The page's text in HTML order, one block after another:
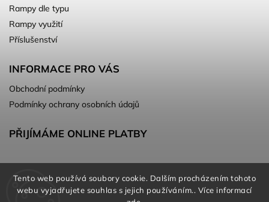
Tento web používá soubory cookie. Dalším procházením tohoto
webu vyjadřujete souhlas s jejich používáním.. Více informací
Rampy dle typu
Rampy využití
Příslušenství
INFORMACE PRO VÁS
Obchodní podmínky
Podmínky ochrany osobních údajů
PŘIJÍMÁME ONLINE PLATBY